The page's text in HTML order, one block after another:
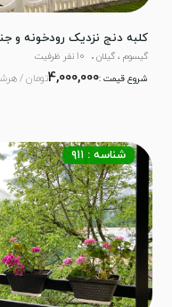
کلبه دنج نزدیک رودخونه و
گیسوم ، گیلان
10 نفر ظرفیت
شروع قیمت :4,000,000تومان /
شناسه : ۹۱۱